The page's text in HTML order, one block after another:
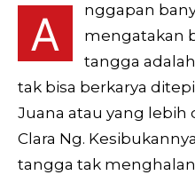
A
nggapan
mengatakan
tangga
tak bisa berkarya
Juana atau yang lebih
Clara Ng.
tangga tak